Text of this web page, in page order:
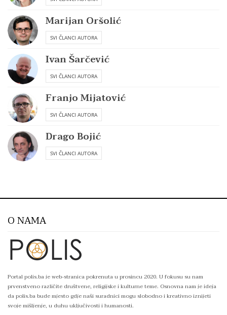
Marijan Oršolić
SVI ČLANCI AUTORA
Ivan Šarčević
SVI ČLANCI AUTORA
Franjo Mijatović
SVI ČLANCI AUTORA
Drago Bojić
SVI ČLANCI AUTORA
O NAMA
Portal polis.ba je web-stranica pokrenuta u prosincu 2020. U fokusu su nam
prvenstveno različite društvene, religijske i kulturne teme. Osnovna nam je ideja
da polis.ba bude mjesto gdje naši suradnici mogu slobodno i kreativno iznijeti
svoje mišljenje, u duhu uključivosti i humanosti.